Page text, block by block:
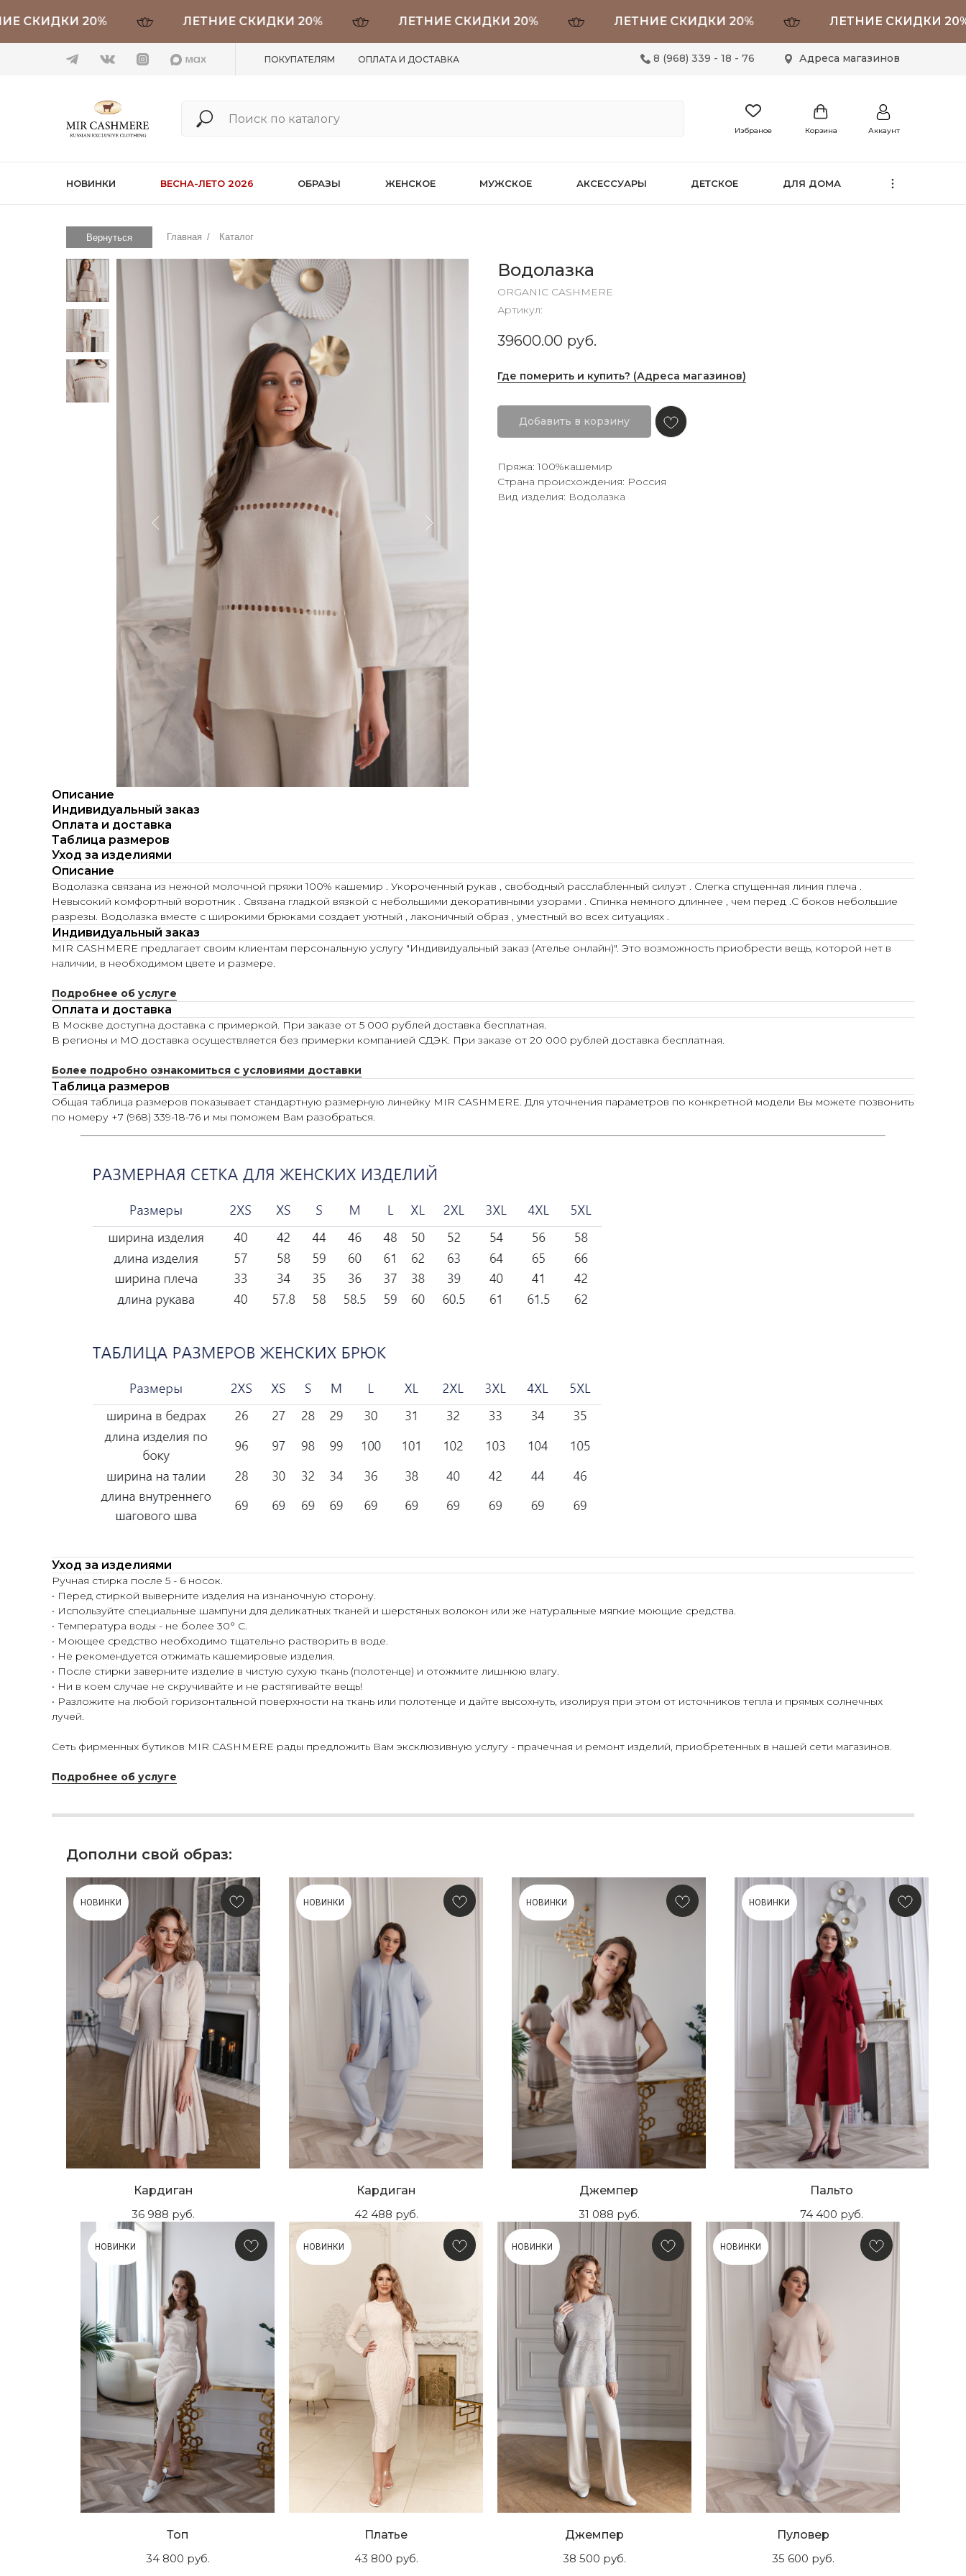
20% ЛЕТНИЕ СКИДКИ 20% ЛЕТНИЕ СКИДКИ 20% ЛЕТНИЕ СКИДКИ 20% ЛЕТНИЕ СКИДКИ 20%
ПОКУПАТЕЛЯМ ОПЛАТА И ДОСТАВКА Адреса магазинов
8 (968) 339 - 18 - 76
НОВИНКИ ВЕСНА-ЛЕТО 2026 ОБРАЗЫ ЖЕНСКОЕ МУЖСКОЕ АКСЕССУАРЫ ДЕТСКОЕ ДЛЯ ДОМА
Аккаунт
Корзина
Избраное
Вернуться Главная Каталог
/
Водолазка
ORGANIC CASHMERE
Артикул:
39600.00 руб.
Где померить и купить? (Адреса магазинов)
Добавить в корзину
Пряжа: 100%кашемир
Страна происхождения: Россия
Вид изделия: Водолазка
Описание
Индивидуальный заказ
Оплата и доставка
Таблица размеров
Уход за изделиями
Описание
Водолазка связана из нежной молочной пряжи 100% кашемир . Укороченный рукав , свободный расслабленный силуэт . Слегка спущенная линия плеча .
Невысокий комфортный воротник . Связана гладкой вязкой с небольшими декоративными узорами . Спинка немного длиннее , чем перед .С боков небольшие
разрезы. Водолазка вместе с широкими брюками создает уютный , лаконичный образ , уместный во всех ситуациях .
Индивидуальный заказ
MIR CASHMERE предлагает своим клиентам персональную услугу "Индивидуальный заказ (Ателье онлайн)". Это возможность приобрести вещь, которой нет в
наличии, в необходимом цвете и размере.
Подробнее об услуге
Оплата и доставка
В Москве доступна доставка с примеркой. При заказе от 5 000 рублей доставка бесплатная.
В регионы и МО доставка осуществляется без примерки компанией СДЭК. При заказе от 20 000 рублей доставка бесплатная.
Более подробно ознакомиться с условиями доставки
Таблица размеров
Общая таблица размеров показывает стандартную размерную линейку MIR CASHMERE. Для уточнения параметров по конкретной модели Вы можете позвонить
по номеру +7 (968) 339-18-76 и мы поможем Вам разобраться.
Уход за изделиями
Ручная стирка после 5 - 6 носок.
• Перед стиркой выверните изделия на изнаночную сторону.
• Используйте специальные шампуни для деликатных тканей и шерстяных волокон или же натуральные мягкие моющие средства.
• Температура воды - не более 30° С.
• Моющее средство необходимо тщательно растворить в воде.
• Не рекомендуется отжимать кашемировые изделия.
• После стирки заверните изделие в чистую сухую ткань (полотенце) и отожмите лишнюю влагу.
• Ни в коем случае не скручивайте и не растягивайте вещь!
• Разложите на любой горизонтальной поверхности на ткань или полотенце и дайте высохнуть, изолируя при этом от источников тепла и прямых солнечных
лучей.
Сеть фирменных бутиков MIR CASHMERE рады предложить Вам эксклюзивную услугу - прачечная и ремонт изделий, приобретенных в нашей сети магазинов.
Подробнее об услуге
Дополни свой образ:
НОВИНКИ
Кардиган
36 988 руб.
НОВИНКИ
Кардиган
42 488 руб.
НОВИНКИ
Джемпер
31 088 руб.
НОВИНКИ
Пальто
74 400 руб.
НОВИНКИ
Топ
34 800 руб.
НОВИНКИ
Платье
43 800 руб.
НОВИНКИ
Джемпер
38 500 руб.
НОВИНКИ
Пуловер
35 600 руб.